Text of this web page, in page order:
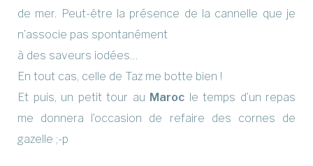
de mer. Peut-être la présence de la cannelle que je
n’associe pas spontanément
à des saveurs iodées…
En tout cas, celle de Taz me botte bien !
Et puis, un petit tour au Maroc le temps d’un repas
me donnera l’occasion de refaire des cornes de
gazelle ;-p